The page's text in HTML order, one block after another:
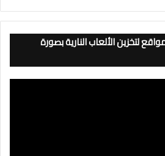
لتخزين الألعاب النارية بصورة